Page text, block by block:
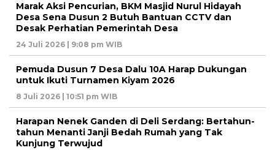
Marak Aksi Pencurian, BKM Masjid Nurul Hidayah
Desa Sena Dusun 2 Butuh Bantuan CCTV dan
Desak Perhatian Pemerintah Desa
24 Juli 2026 | 9:08 pm WIB
Pemuda Dusun 7 Desa Dalu 10A Harap Dukungan
untuk Ikuti Turnamen Kiyam 2026
8 Juli 2026 | 10:51 pm WIB
Harapan Nenek Ganden di Deli Serdang: Bertahun-
tahun Menanti Janji Bedah Rumah yang Tak
Kunjung Terwujud